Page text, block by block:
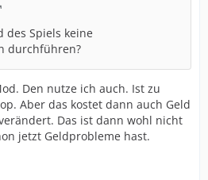
des Spiels keine
durchführen?
Den nutze ich auch. Ist zu
Aber das kostet dann auch Geld
Das ist dann wohl nicht
jetzt Geldprobleme hast.